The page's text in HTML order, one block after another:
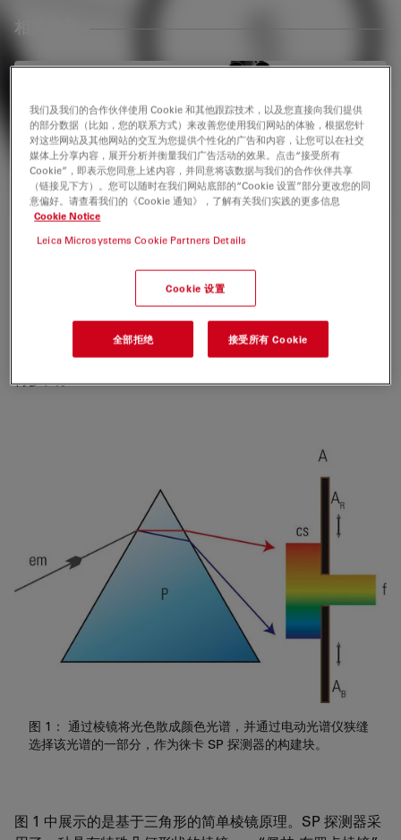
相关产品
STELLARIS共聚焦显微镜可与所有徕卡模块（包括FLIM、
STED、MP、DLS和CRS）结合使用。
的光在空间中色散成光谱，就像在经典光谱仪中一样
选择棱镜（图 1）而不是光栅，是因为它在传输效率上要高
得多(2)。
图 1： 通过棱镜将光色散成颜色光谱，并通过电动光谱仪狭缝
选择该光谱的一部分，作为徕卡 SP 探测器的构建块。
图 1 中展示的是基于三角形的简单棱镜原理。SP 探测器采
我们及我们的合作伙伴使用 Cookie 和其他跟踪技术，以及您直接向我们提供
的部分数据（比如，您的联系方式）来改善您使用我们网站的体验，根据您针
对这些网站及其他网站的交互为您提供个性化的广告和内容，让您可以在社交
媒体上分享内容，展开分析并衡量我们广告活动的效果。点击“接受所有
Cookie”，即表示您同意上述内容，并同意将该数据与我们的合作伙伴共享
（链接见下方）。您可以随时在我们网站底部的“Cookie 设置”部分更改您的同
意偏好。请查看我们的《Cookie 通知》，了解有关我们实践的更多信息
Cookie Notice
Leica Microsystems Cookie Partners Details
Cookie 设置
全部拒绝 接受所有 Cookie